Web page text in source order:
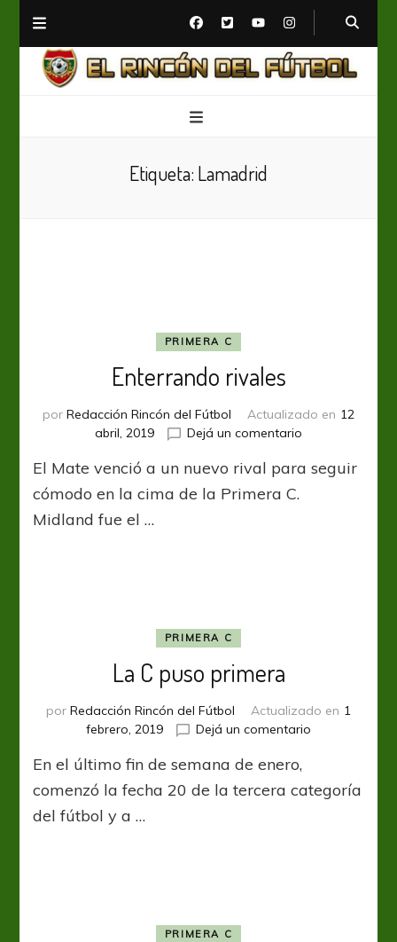
Etiqueta: Lamadrid
PRIMERA C
Enterrando rivales
por Redacción Rincón del Fútbol Actualizado en 12
abril, 2019
Dejá un comentario
rivales
El Mate venció a un nuevo rival para seguir
cómodo en la cima de la Primera C.
Midland fue el …
PRIMERA C
La C puso primera
por Redacción Rincón del Fútbol Actualizado en 1
febrero, 2019
Dejá un comentario
puso
primera
En el último fin de semana de enero,
comenzó la fecha 20 de la tercera categoría
del fútbol y a …
PRIMERA C